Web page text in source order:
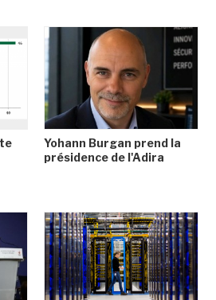
Yohann Burgan prend la
présidence de l'Adira